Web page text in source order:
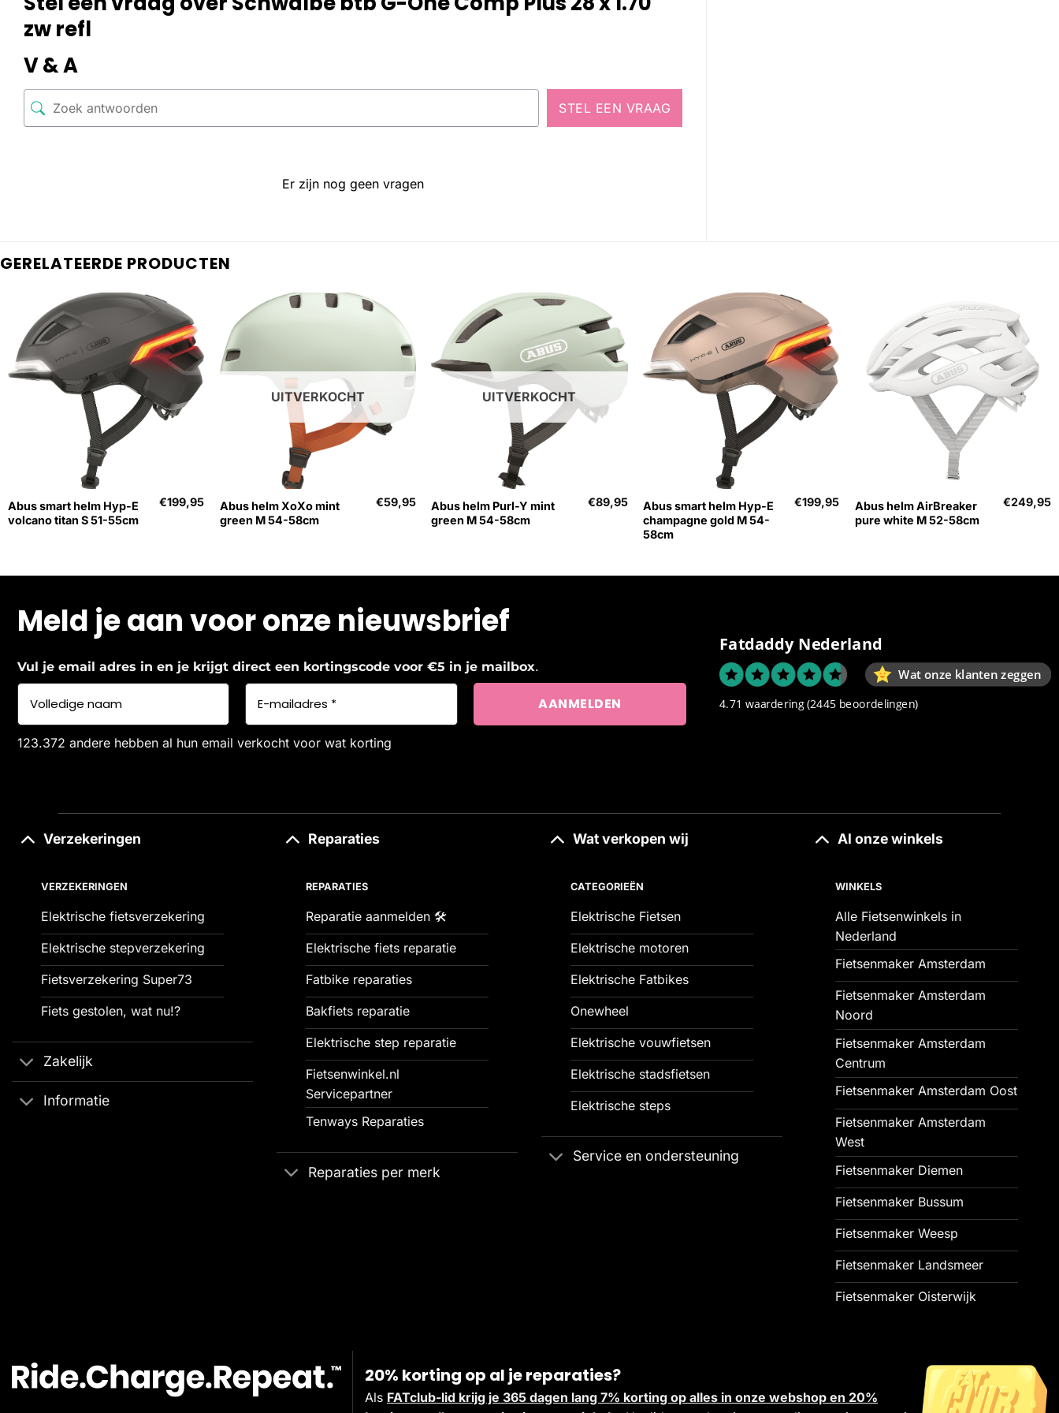
zw refl
V & A
STEL EEN VRAAG
Er zijn nog geen vragen
GERELATEERDE PRODUCTEN
Abus smart helm Hyp-E
volcano titan S 51-55cm
€199,95
UITVERKOCHT
Abus helm XoXo mint
green M 54-58cm
€59,95
UITVERKOCHT
Abus helm Purl-Y mint
green M 54-58cm
€89,95
Abus smart helm Hyp-E
champagne gold M 54-
58cm
€199,95
Abus helm AirBreaker
pure white M 52-58cm
€249,95
Meld je aan voor onze nieuwsbrief
Vul je email adres in en je krijgt direct een kortingscode voor €5 in je mailbox.
123.372 andere hebben al hun email verkocht voor wat korting
Fatdaddy Nederland
Wat onze klanten zeggen
4.71 waardering (2445 beoordelingen)
Verzekeringen
VERZEKERINGEN
Elektrische fietsverzekering
Elektrische stepverzekering
Fietsverzekering Super73
Fiets gestolen, wat nu!?
Zakelijk
Informatie
Reparaties
REPARATIES
Reparatie aanmelden 🛠️
Elektrische fiets reparatie
Fatbike reparaties
Bakfiets reparatie
Elektrische step reparatie
Fietsenwinkel.nl
Servicepartner
Tenways Reparaties
Reparaties per merk
Wat verkopen wij
CATEGORIEËN
Elektrische Fietsen
Elektrische motoren
Elektrische Fatbikes
Onewheel
Elektrische vouwfietsen
Elektrische stadsfietsen
Elektrische steps
Service en ondersteuning
Al onze winkels
WINKELS
Alle Fietsenwinkels in
Nederland
Fietsenmaker Amsterdam
Fietsenmaker Amsterdam
Noord
Fietsenmaker Amsterdam
Centrum
Fietsenmaker Amsterdam Oost
Fietsenmaker Amsterdam
West
Fietsenmaker Diemen
Fietsenmaker Bussum
Fietsenmaker Weesp
Fietsenmaker Landsmeer
Fietsenmaker Oisterwijk
20% korting op al je reparaties?
Als FATclub-lid krijg je 365 dagen lang 7% korting op alles in onze webshop en 20%